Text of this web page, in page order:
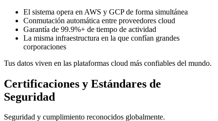
El sistema opera en AWS y GCP de forma simultánea
Conmutación automática entre proveedores cloud
Garantía de 99.9%+ de tiempo de actividad
La misma infraestructura en la que confían grandes
corporaciones
Tus datos viven en las plataformas cloud más confiables del mundo.
Certificaciones y Estándares de
Seguridad
Seguridad y cumplimiento reconocidos globalmente.